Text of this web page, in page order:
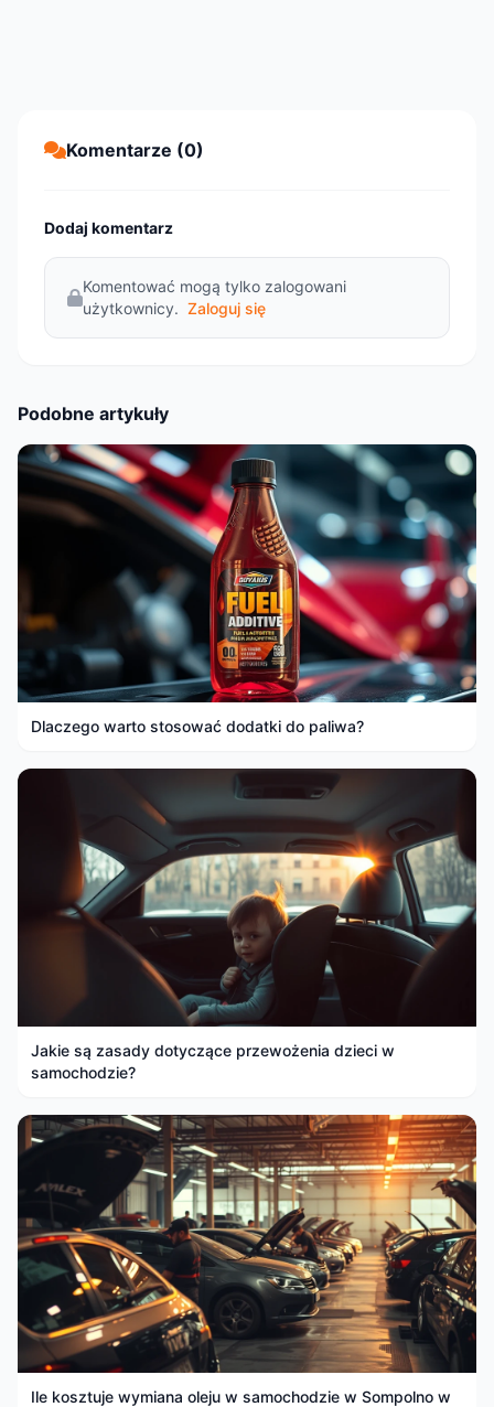
Komentarze (0)
Dodaj komentarz
Komentować mogą tylko zalogowani
użytkownicy. Zaloguj się
Podobne artykuły
Dlaczego warto stosować dodatki do paliwa?
Jakie są zasady dotyczące przewożenia dzieci w
samochodzie?
Ile kosztuje wymiana oleju w samochodzie w Sompolno w